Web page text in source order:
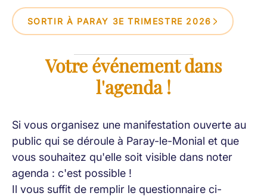
SORTIR À PARAY 3E TRIMESTRE 2026
Votre événement dans
l'agenda !
Si vous organisez une manifestation ouverte au
public qui se déroule à Paray-le-Monial et que
vous souhaitez qu'elle soit visible dans noter
agenda : c'est possible !
Il vous suffit de remplir le questionnaire ci-